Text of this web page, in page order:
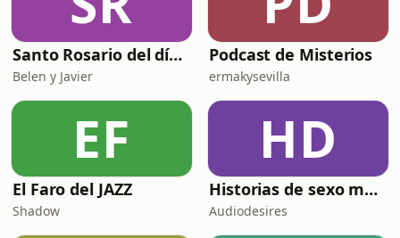
Santo Rosario del día. 🙏 Reza con nosotros en castellano 🇪🇸
Belen y Javier
Podcast de Misterios
ermakysevilla
EF
El Faro del JAZZ
Shadow
HD
Historias de sexo muy intensas y calientes
Audiodesires